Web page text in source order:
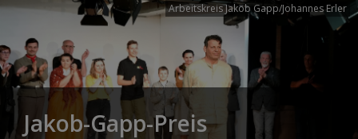
Arbeitskreis Jakob Gapp/Johannes Erler
Jakob-Gapp-Preis